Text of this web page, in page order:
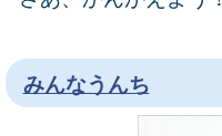
みんなうんち